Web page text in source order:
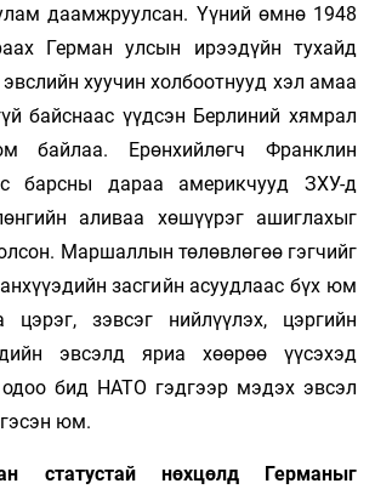
даамжруул­сан. Үүний өмнө 1948
Герман улсын ирээдүйн тухайд
эвслийн хуучин холбоотнууд хэл амаа
байснаас үүдсэн Берлиний хямрал
байлаа. Ерөнхийлөгч Франклин
барсны дараа аме­рикчууд ЗХУ-д
аливаа хөшүүрэг ашиглахыг
Маршаллын төлөвлөгөө гэгчийг
засгийн асуудлаас бүх юм
зэвсэг нийлүүлэх, цэргийн
эвсэлд яриа хөөрөө үүсэхэд
бид НАТО гэдгээр мэдэх эвсэл
юм.
статустай нөхцөлд Германыг